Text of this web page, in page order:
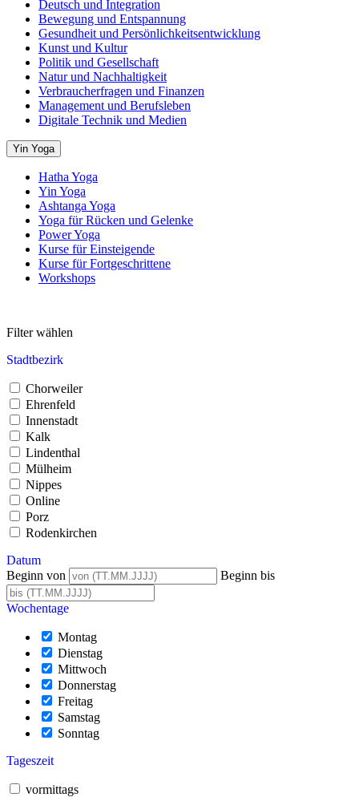
Deutsch und Integration
Bewegung und Entspannung
Gesundheit und Persönlichkeitsentwicklung
Kunst und Kultur
Politik und Gesellschaft
Natur und Nachhaltigkeit
Verbraucherfragen und Finanzen
Management und Berufsleben
Digitale Technik und Medien
Yin Yoga
Hatha Yoga
Yin Yoga
Ashtanga Yoga
Yoga für Rücken und Gelenke
Power Yoga
Kurse für Einsteigende
Kurse für Fortgeschrittene
Workshops
Filter wählen
Stadtbezirk
Chorweiler
Ehrenfeld
Innenstadt
Kalk
Lindenthal
Mülheim
Nippes
Online
Porz
Rodenkirchen
Datum
Beginn von
Beginn bis
Wochentage
Montag
Dienstag
Mittwoch
Donnerstag
Freitag
Samstag
Sonntag
Tageszeit
vormittags